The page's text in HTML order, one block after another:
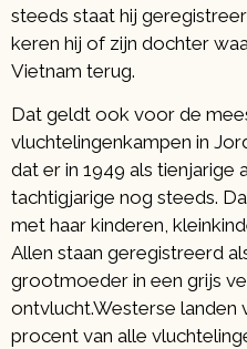
steeds staat hij
keren hij of zijn dochter
Vietnam terug.
Dat geldt ook voor de
vluchtelingenkampen in
dat er in 1949 als tienjarige
tachtigjarige nog steeds.
met haar kinderen,
Allen staan geregistreerd
grootmoeder in een grijs
ontvlucht.Westerse landen
procent van alle